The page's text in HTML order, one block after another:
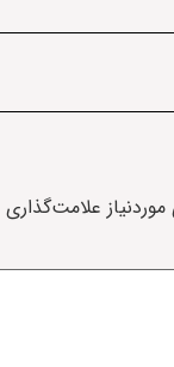
علامت‌گذاری